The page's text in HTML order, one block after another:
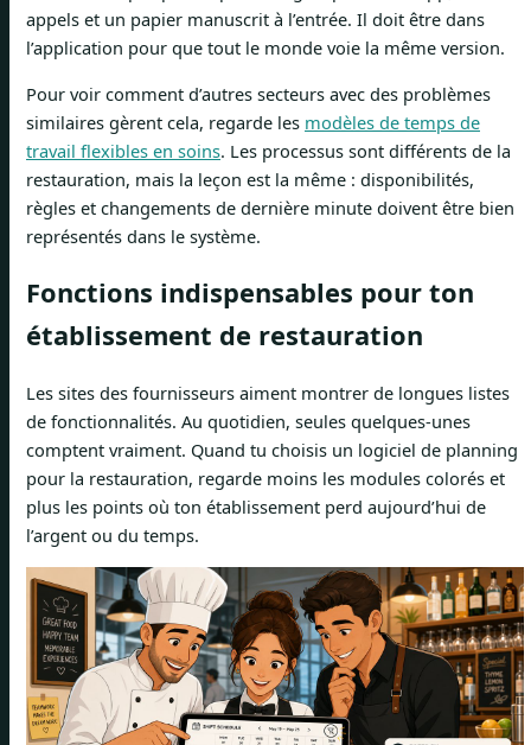
appels et un papier manuscrit à l’entrée. Il doit être dans
l’application pour que tout le monde voie la même version.
Pour voir comment d’autres secteurs avec des problèmes
similaires gèrent cela, regarde les modèles de temps de
travail flexibles en soins. Les processus sont différents de la
restauration, mais la leçon est la même : disponibilités,
règles et changements de dernière minute doivent être bien
représentés dans le système.
Fonctions indispensables pour ton
établissement de restauration
Les sites des fournisseurs aiment montrer de longues listes
de fonctionnalités. Au quotidien, seules quelques-unes
comptent vraiment. Quand tu choisis un logiciel de planning
pour la restauration, regarde moins les modules colorés et
plus les points où ton établissement perd aujourd’hui de
l’argent ou du temps.